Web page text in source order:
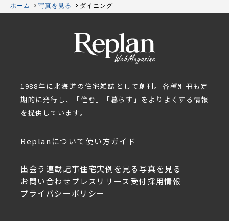
ホーム 写真を見る ダイニング
1988年に北海道の住宅雑誌として創刊。各種別冊も定
期的に発行し、「住む」「暮らす」をよりよくする情報
を提供しています。
Replanについて使い方ガイド
出会う 連載記事住宅実例を見る写真を見る
お問い合わせ プレスリリース受付採用情報
プライバシーポリシー